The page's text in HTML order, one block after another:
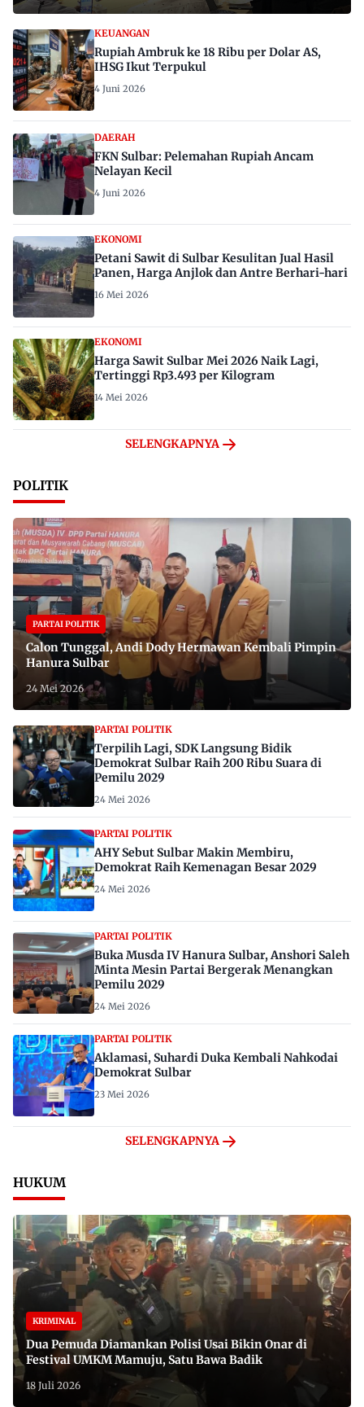
KEUANGAN
Rupiah Ambruk ke 18 Ribu per Dolar AS,
IHSG Ikut Terpukul
4 Juni 2026
DAERAH
FKN Sulbar: Pelemahan Rupiah Ancam
Nelayan Kecil
4 Juni 2026
EKONOMI
Petani Sawit di Sulbar Kesulitan Jual Hasil
Panen, Harga Anjlok dan Antre Berhari-hari
16 Mei 2026
EKONOMI
Harga Sawit Sulbar Mei 2026 Naik Lagi,
Tertinggi Rp3.493 per Kilogram
14 Mei 2026
SELENGKAPNYA
POLITIK
PARTAI POLITIK
Calon Tunggal, Andi Dody Hermawan Kembali Pimpin
Hanura Sulbar
24 Mei 2026
PARTAI POLITIK
Terpilih Lagi, SDK Langsung Bidik
Demokrat Sulbar Raih 200 Ribu Suara di
Pemilu 2029
24 Mei 2026
PARTAI POLITIK
AHY Sebut Sulbar Makin Membiru,
Demokrat Raih Kemenagan Besar 2029
24 Mei 2026
PARTAI POLITIK
Buka Musda IV Hanura Sulbar, Anshori Saleh
Minta Mesin Partai Bergerak Menangkan
Pemilu 2029
24 Mei 2026
PARTAI POLITIK
Aklamasi, Suhardi Duka Kembali Nahkodai
Demokrat Sulbar
23 Mei 2026
SELENGKAPNYA
HUKUM
KRIMINAL
Dua Pemuda Diamankan Polisi Usai Bikin Onar di
Festival UMKM Mamuju, Satu Bawa Badik
18 Juli 2026